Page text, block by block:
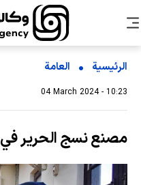
الرئيسية العامة
04 March 2024 - 10:23
مصنع نسج الحرير